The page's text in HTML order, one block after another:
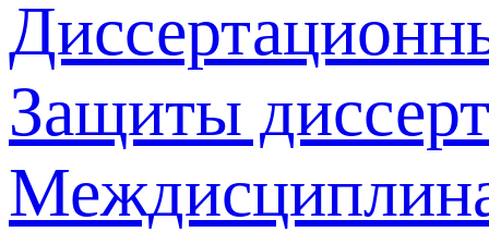
Защиты